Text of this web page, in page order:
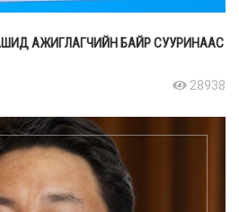
АЖИГЛАГЧИЙН БАЙР СУУРИНААС
28938